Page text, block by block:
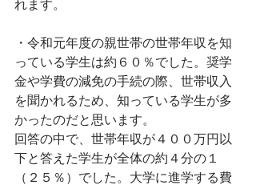
れます。
・令和元年度の親世帯の世帯年収を知
っている学生は約６０％でした。奨学
金や学費の減免の手続の際、世帯収入
を聞かれるため、知っている学生が多
かったのだと思います。
回答の中で、世帯年収が４００万円以
下と答えた学生が全体の約４分の１
（２５％）でした。大学に進学する費